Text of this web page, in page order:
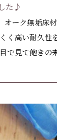
た♪
ーク無垢床材
く高い耐久性
で見て飽きの